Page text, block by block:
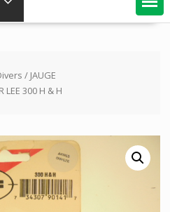
/ JAUGE
LEE 300 H & H